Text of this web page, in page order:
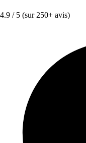
4.9 / 5 (sur 250+ avis)